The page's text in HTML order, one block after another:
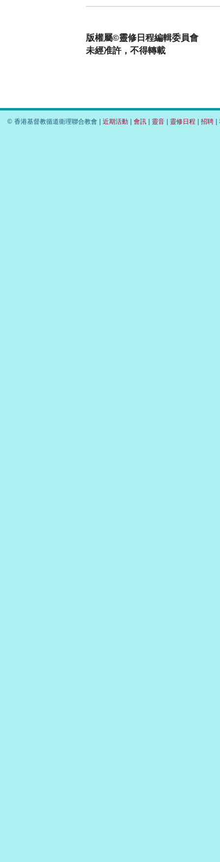
版權屬©靈修日程編輯委員會
未經准許，不得轉載
© 香港基督教循道衛理聯合教會 | 近期活動 會訊 靈音 靈修日程 招聘